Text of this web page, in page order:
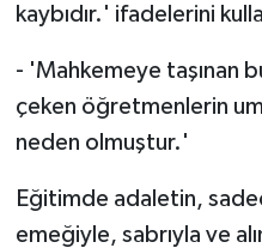
kaybıdır.' ifadelerini
- 'Mahkemeye taşınan
çeken öğretmenlerin
neden olmuştur.'
Eğitimde adaletin,
emeğiyle, sabrıyla ve